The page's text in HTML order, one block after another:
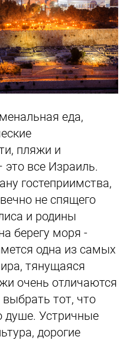
еда,
пляжи и
все Израиль.
гостеприимства,
не спящего
и родины
берегу моря -
одна из самых
тянущаяся
очень отличаются
тот, что
душе. Устричные
дорогие